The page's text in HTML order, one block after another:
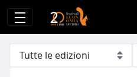
Carbone Vincenzo